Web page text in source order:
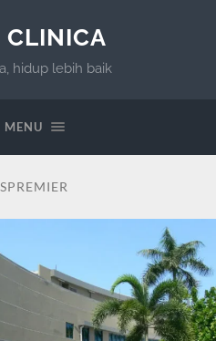
CLINICA
hidup lebih baik
MENU